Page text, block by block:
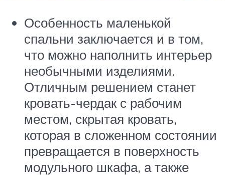
Особенность маленькой
спальни заключается и в том,
что можно наполнить интерьер
необычными изделиями.
Отличным решением станет
кровать-чердак с рабочим
местом, скрытая кровать,
которая в сложенном состоянии
превращается в поверхность
модульного шкафа, а также